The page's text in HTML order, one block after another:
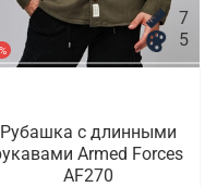
7
5
Рубашка с длинными
Armed Forces
AF270